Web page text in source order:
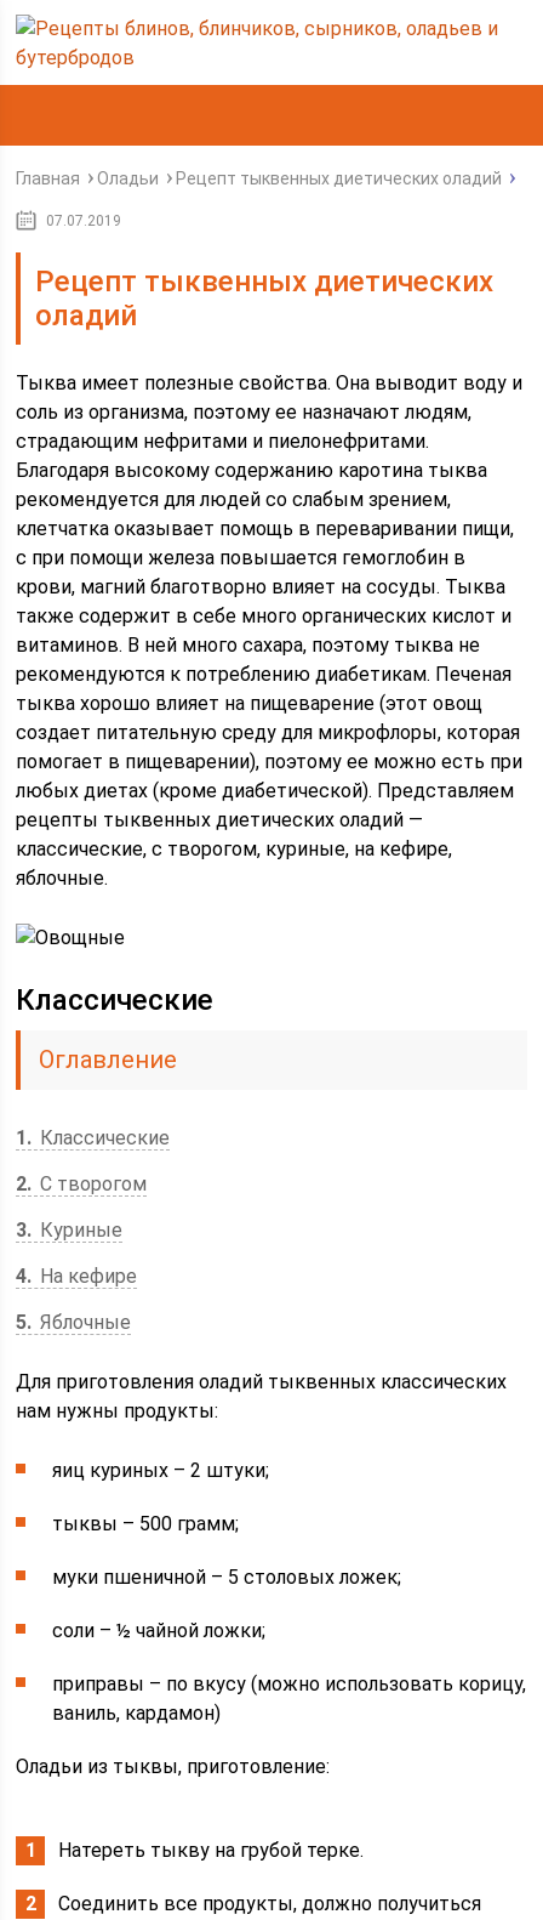
Главная Оладьи Рецепт тыквенных диетических оладий
07.07.2019
Рецепт тыквенных диетических
оладий
Тыква имеет полезные свойства. Она выводит воду и
соль из организма, поэтому ее назначают людям,
страдающим нефритами и пиелонефритами.
Благодаря высокому содержанию каротина тыква
рекомендуется для людей со слабым зрением,
клетчатка оказывает помощь в переваривании пищи,
с при помощи железа повышается гемоглобин в
крови, магний благотворно влияет на сосуды. Тыква
также содержит в себе много органических кислот и
витаминов. В ней много сахара, поэтому тыква не
рекомендуются к потреблению диабетикам. Печеная
тыква хорошо влияет на пищеварение (этот овощ
создает питательную среду для микрофлоры, которая
помогает в пищеварении), поэтому ее можно есть при
любых диетах (кроме диабетической). Представляем
рецепты тыквенных диетических оладий —
классические, с творогом, куриные, на кефире,
яблочные.
Классические
Оглавление
1
Классические
2 С творогом
3
Куриные
4
На кефире
5 Яблочные
Для приготовления оладий тыквенных классических
нам нужны продукты:
яиц куриных – 2 штуки;
тыквы – 500 грамм;
муки пшеничной – 5 столовых ложек;
соли – ½ чайной ложки;
приправы – по вкусу (можно использовать корицу,
ваниль, кардамон)
Оладьи из тыквы, приготовление:
Натереть тыкву на грубой терке.
Соединить все продукты, должно получиться